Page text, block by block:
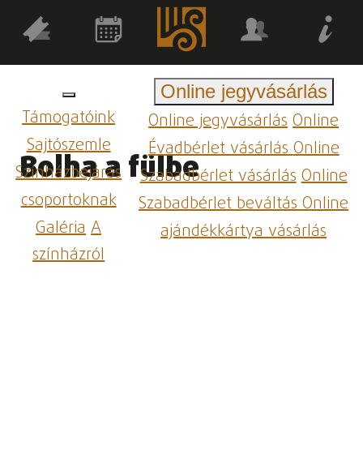
Támogatóink
Sajtószemle
Színházbejárás
csoportoknak
GalériaA
színházról
Online jegyvásárlás
Online jegyvásárlásOnline
Évadbérlet vásárlásOnline
Szabadbérlet vásárlásOnline
Szabadbérlet beváltásOnline
ajándékkártya vásárlás
Bolha a fülbe